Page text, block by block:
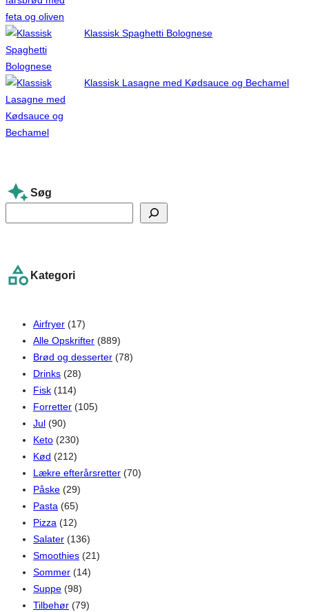
Klassisk Spaghetti Bolognese
Klassisk Lasagne med Kødsauce og Bechamel
Søg
e
c
Kategori
Airfryer (17)
Alle Opskrifter (889)
Brød og desserter (78)
Drinks (28)
Fisk (114)
Forretter (105)
Jul (90)
Keto (230)
Kød (212)
Lækre efterårsretter (70)
Påske (29)
Pasta (65)
Pizza (12)
Salater (136)
Smoothies (21)
Sommer (14)
Suppe (98)
Tilbehør (79)